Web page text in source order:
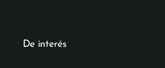
De interés